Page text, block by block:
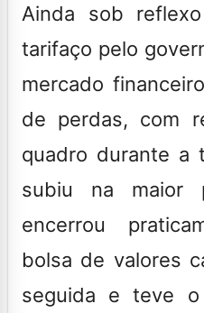
Ainda sob
tarifaço pelo
mercado
de perdas, com
quadro durante a
subiu na maior
encerrou
bolsa de valores
seguida e teve o